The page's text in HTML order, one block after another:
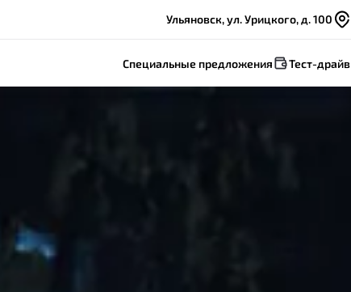
Ульяновск, ул. Урицкого, д. 100
Специальные предложения Тест-драйв